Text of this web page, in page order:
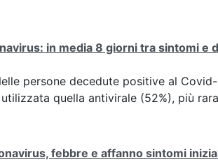
in media 8 giorni tra sintomi e
persone decedute positive al
quella antivirale (52%), più
febbre e affanno sintomi